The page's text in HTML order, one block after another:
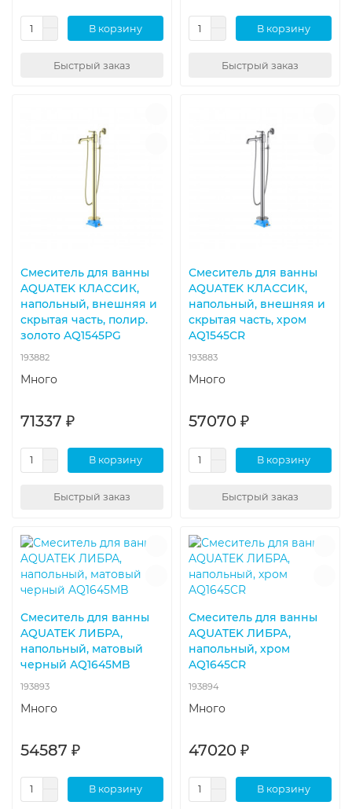
В корзину
Быстрый заказ
В корзину
Быстрый заказ
Смеситель для ванны
AQUATEK КЛАССИК,
напольный, внешняя и
скрытая часть, полир.
золото AQ1545PG
193882
Много
71337 ₽
В корзину
Быстрый заказ
Смеситель для ванны
AQUATEK КЛАССИК,
напольный, внешняя и
скрытая часть, хром
AQ1545CR
193883
Много
57070 ₽
В корзину
Быстрый заказ
Смеситель для ванны
AQUATEK ЛИБРА,
напольный, матовый
черный AQ1645MB
193893
Много
54587 ₽
В корзину
Смеситель для ванны
AQUATEK ЛИБРА,
напольный, хром
AQ1645CR
193894
Много
47020 ₽
В корзину